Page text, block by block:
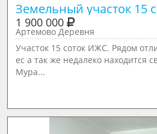
Земельный участок 15
1 900 000
Артемово Деревня
Участок 15 соток ИЖС. Рядом
ес а так же недалеко находится
Мура...